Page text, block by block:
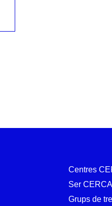
Centres
Ser CERCA
Grups de